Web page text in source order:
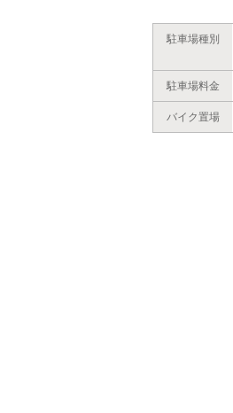
駐車場種別
駐車場料金
バイク置場